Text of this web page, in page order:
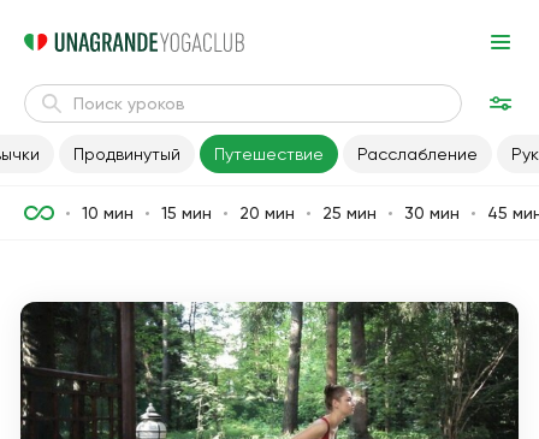
Продвинутый Путешествие Расслабление
10 мин 15 мин 20 мин 25 мин 30 мин 45